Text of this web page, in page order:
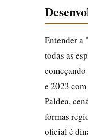
Entender a
todas as
e 2023
Paldea,
formas
oficial é